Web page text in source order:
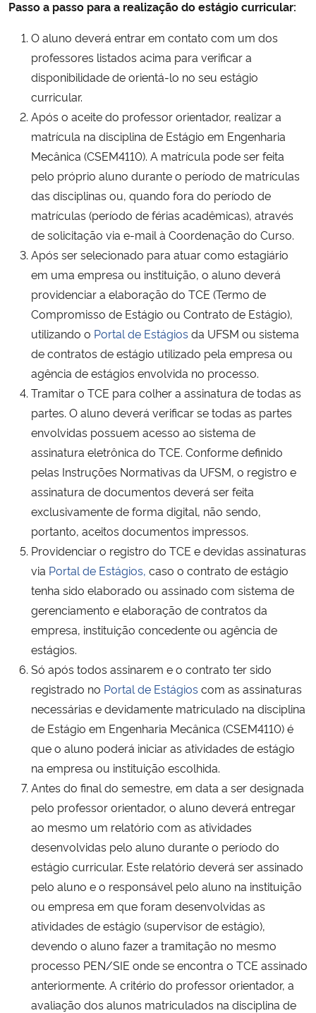
Passo a passo para a realização do estágio curricular:
O aluno deverá entrar em contato com um dos
professores listados acima para verificar a
disponibilidade de orientá-lo no seu estágio
curricular.
Após o aceite do professor orientador, realizar a
matrícula na disciplina de Estágio em Engenharia
Mecânica (CSEM4110). A matrícula pode ser feita
pelo próprio aluno durante o período de matrículas
das disciplinas ou, quando fora do período de
matrículas (período de férias acadêmicas), através
de solicitação via e-mail à Coordenação do Curso.
Após ser selecionado para atuar como estagiário
em uma empresa ou instituição, o aluno deverá
providenciar a elaboração do TCE (Termo de
Compromisso de Estágio ou Contrato de Estágio),
utilizando o Portal de Estágios da UFSM ou sistema
de contratos de estágio utilizado pela empresa ou
agência de estágios envolvida no processo.
Tramitar o TCE para colher a assinatura de todas as
partes. O aluno deverá verificar se todas as partes
envolvidas possuem acesso ao sistema de
assinatura eletrônica do TCE. Conforme definido
pelas Instruções Normativas da UFSM, o registro e
assinatura de documentos deverá ser feita
exclusivamente de forma digital, não sendo,
portanto, aceitos documentos impressos.
Providenciar o registro do TCE e devidas assinaturas
via Portal de Estágios, caso o contrato de estágio
tenha sido elaborado ou assinado com sistema de
gerenciamento e elaboração de contratos da
empresa, instituição concedente ou agência de
estágios.
Só após todos assinarem e o contrato ter sido
registrado no Portal de Estágios com as assinaturas
necessárias e devidamente matriculado na disciplina
de Estágio em Engenharia Mecânica (CSEM4110) é
que o aluno poderá iniciar as atividades de estágio
na empresa ou instituição escolhida.
Antes do final do semestre, em data a ser designada
pelo professor orientador, o aluno deverá entregar
ao mesmo um relatório com as atividades
desenvolvidas pelo aluno durante o período do
estágio curricular. Este relatório deverá ser assinado
pelo aluno e o responsável pelo aluno na instituição
ou empresa em que foram desenvolvidas as
atividades de estágio (supervisor de estágio),
devendo o aluno fazer a tramitação no mesmo
processo PEN/SIE onde se encontra o TCE assinado
anteriormente. A critério do professor orientador, a
avaliação dos alunos matriculados na disciplina de